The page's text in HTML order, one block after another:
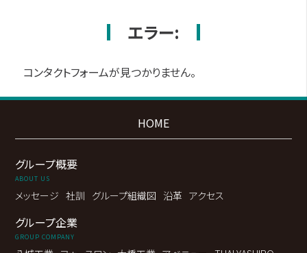
エラー:
コンタクトフォームが見つかりません。
HOME
グループ概要
ABOUT US
メッセージ 社訓 グループ組織図 沿革 アクセス
グループ企業
GROUP COMPANY